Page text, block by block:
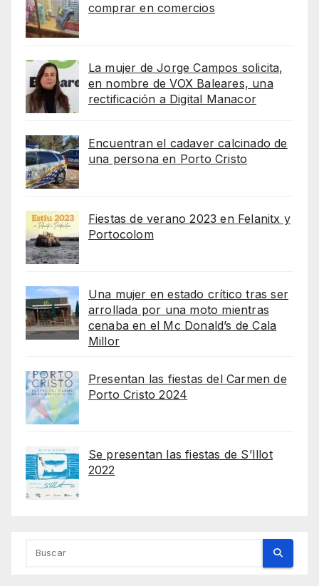
comprar en comercios
La mujer de Jorge Campos solicita,
en nombre de VOX Baleares, una
rectificación a Digital Manacor
Encuentran el cadaver calcinado de
una persona en Porto Cristo
Fiestas de verano 2023 en Felanitx y
Portocolom
Una mujer en estado crítico tras ser
arrollada por una moto mientras
cenaba en el Mc Donald’s de Cala
Millor
Presentan las fiestas del Carmen de
Porto Cristo 2024
Se presentan las fiestas de S’Illot
2022